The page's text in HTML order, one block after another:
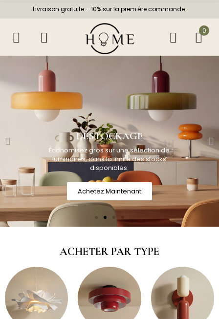
Livraison gratuite – 10% sur la première commande.
0
ACHETER PAR TYPE